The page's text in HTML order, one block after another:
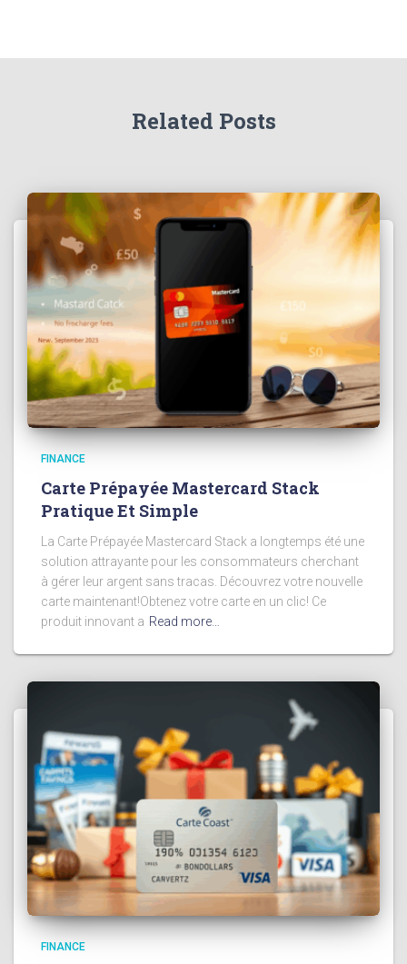
Related Posts
FINANCE
Carte Prépayée Mastercard Stack
Pratique Et Simple
La Carte Prépayée Mastercard Stack a longtemps été une
solution attrayante pour les consommateurs cherchant
à gérer leur argent sans tracas. Découvrez votre nouvelle
carte maintenant!Obtenez votre carte en un clic! Ce
produit innovant a Read more…
FINANCE